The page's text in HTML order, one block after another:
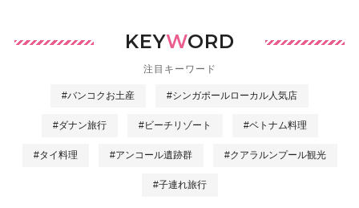
KEYWORD
注目キーワード
#バンコクお土産 #シンガポールローカル人気店
#ダナン旅行 #ビーチリゾート #ベトナム料理
#タイ料理 #アンコール遺跡群 #クアラルンプール観光
#子連れ旅行